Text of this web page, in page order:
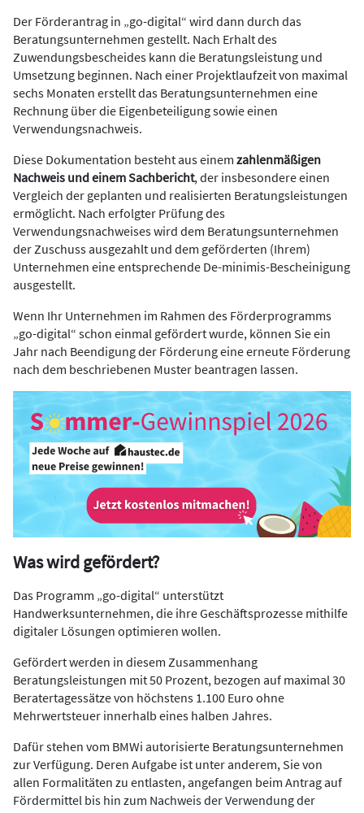
Der Förderantrag in „go-digital“ wird dann durch das
Beratungsunternehmen gestellt. Nach Erhalt des
Zuwendungsbescheides kann die Beratungsleistung und
Umsetzung beginnen. Nach einer Projektlaufzeit von maximal
sechs Monaten erstellt das Beratungsunternehmen eine
Rechnung über die Eigenbeteiligung sowie einen
Verwendungsnachweis.
Diese Dokumentation besteht aus einem zahlenmäßigen
Nachweis und einem Sachbericht, der insbesondere einen
Vergleich der geplanten und realisierten Beratungsleistungen
ermöglicht. Nach erfolgter Prüfung des
Verwendungsnachweises wird dem Beratungsunternehmen
der Zuschuss ausgezahlt und dem geförderten (Ihrem)
Unternehmen eine entsprechende De-minimis-Bescheinigung
ausgestellt.
Wenn Ihr Unternehmen im Rahmen des Förderprogramms
„go-digital“ schon einmal gefördert wurde, können Sie ein
Jahr nach Beendigung der Förderung eine erneute Förderung
nach dem beschriebenen Muster beantragen lassen.
Was wird gefördert?
Das Programm „go-digital“ unterstützt
Handwerksunternehmen, die ihre Geschäftsprozesse mithilfe
digitaler Lösungen optimieren wollen.
Gefördert werden in diesem Zusammenhang
Beratungsleistungen mit 50 Prozent, bezogen auf maximal 30
Beratertagessätze von höchstens 1.100 Euro ohne
Mehrwertsteuer innerhalb eines halben Jahres.
Dafür stehen vom BMWi autorisierte Beratungsunternehmen
zur Verfügung. Deren Aufgabe ist unter anderem, Sie von
allen Formalitäten zu entlasten, angefangen beim Antrag auf
Fördermittel bis hin zum Nachweis der Verwendung der